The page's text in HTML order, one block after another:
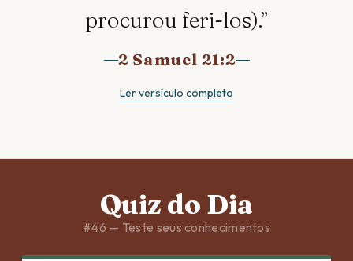
procurou feri-los).”
2 Samuel 21:2
Ler versículo completo
Quiz do Dia
#46 — Teste seus conhecimentos